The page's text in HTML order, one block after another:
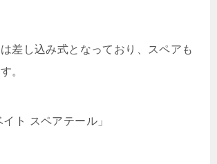
差し込み式となっており、スペアも
。
イト スペアテール」